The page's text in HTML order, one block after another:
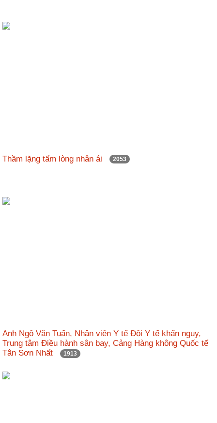
Thầm lặng tấm lòng nhân ái 2053
Anh Ngô Văn Tuấn, Nhân viên Y tế Đội Y tế khẩn nguy,
Trung tâm Điều hành sân bay, Cảng Hàng không Quốc tế
Tân Sơn Nhất
1913